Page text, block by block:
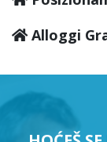
Alloggi